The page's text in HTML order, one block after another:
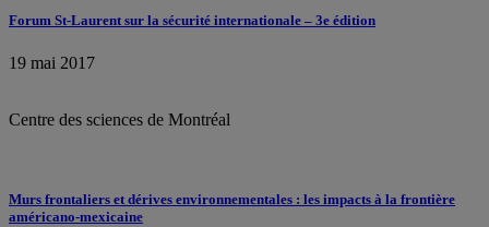
Forum St-Laurent sur la sécurité internationale – 3e édition
19 mai 2017
Centre des sciences de Montréal
Murs frontaliers et dérives environnementales : les impacts à la frontière
américano-mexicaine